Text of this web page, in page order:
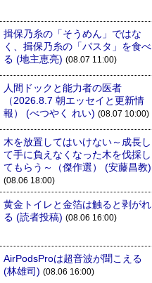
揖保乃糸の「そうめん」ではな
く、揖保乃糸の「パスタ」を食べ
る (地主恵亮) (08.07 11:00)
人間ドックと能力者の医者
（2026.8.7 朝エッセイと更新情
報）
(べつやく れい) (08.07 10:00)
木を放置してはいけない～成長し
て手に負えなくなった木を伐採し
てもらう～（傑作選）
(安藤昌教)
(08.06 18:00)
黄金トイレと金箔は触ると剥がれ
る (読者投稿) (08.06 16:00)
AirPodsProは超音波が聞こえる
(林雄司) (08.06 16:00)